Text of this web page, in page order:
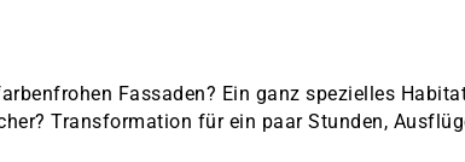
Fassaden? Ein ganz spezielles
Transformation für ein paar Stunden,